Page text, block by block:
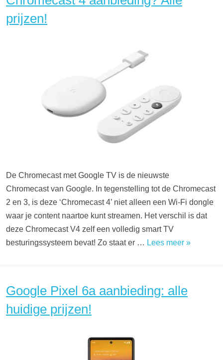
prijzen!
De Chromecast met Google TV is de nieuwste
Chromecast van Google. In tegenstelling tot de Chromecast
2 en 3, is deze ‘Chromecast 4’ niet alleen een Wi-Fi dongle
waar je content naartoe kunt streamen. Het verschil is dat
deze Chromecast V4 zelf een volledig smart TV
besturingssysteem bevat! Zo staat er … Lees meer »
Google Pixel 6a aanbieding: alle
huidige prijzen!